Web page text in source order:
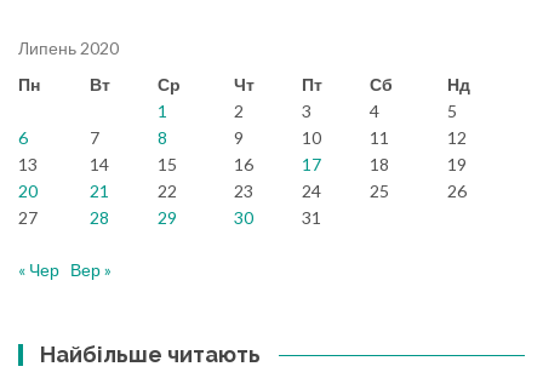
Липень 2020
Пн
Вт Ср Чт Пт Сб
Нд
1
2 3 4
5
6
7 8 9 10 11
12
13
14 15 16 17 18
19
20
21 22 23 24 25
26
27
28 29 30 31
« Чер Вер »
Найбільше читають